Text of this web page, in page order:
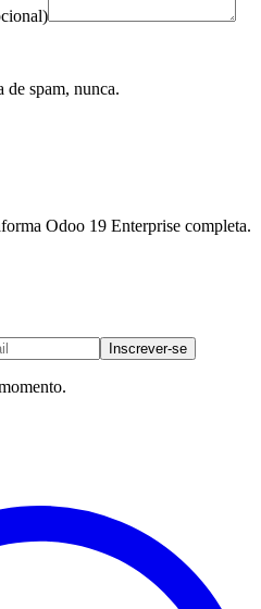
de spam, nunca.
Odoo 19 Enterprise completa.
Inscrever-se